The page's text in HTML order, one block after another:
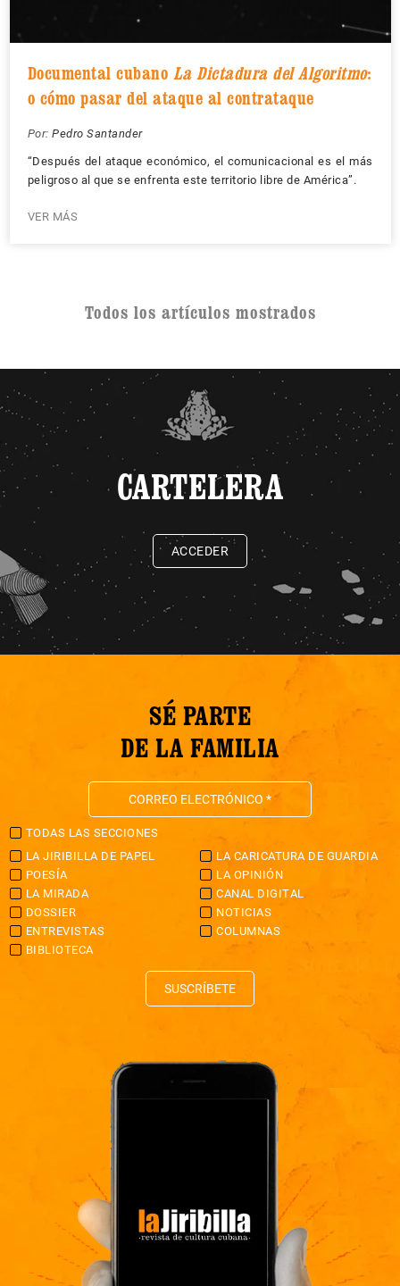
Documental cubano La Dictadura del Algoritmo:
o cómo pasar del ataque al contrataque
Por: Pedro Santander
“Después del ataque económico, el comunicacional es el más
peligroso al que se enfrenta este territorio libre de América”.
VER MÁS
Todos los artículos mostrados
CARTELERA
ACCEDER
SÉ PARTE
DE LA FAMILIA
TODAS LAS SECCIONES
LA JIRIBILLA DE PAPEL
LA CARICATURA DE GUARDIA
POESÍA
LA OPINIÓN
LA MIRADA
CANAL DIGITAL
DOSSIER
NOTICIAS
ENTREVISTAS
COLUMNAS
BIBLIOTECA
SUSCRÍBETE